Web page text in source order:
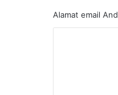
Alamat email